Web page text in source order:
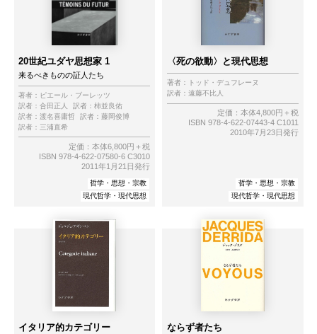
20世紀ユダヤ思想家 1
来るべきものの証人たち
著者： ピエール・ブーレッツ
訳者： 合田正人 訳者： 柿並良佑
訳者： 渡名喜庸哲 訳者： 藤岡俊博
訳者： 三浦直希
定価：本体6,800円＋税
ISBN 978-4-622-07580-6 C3010
2011年1月21日発行
哲学・思想・宗教
現代哲学・現代思想
〈死の欲動〉と現代思想
著者：
トッド・デュフレーヌ
訳者： 遠藤不比人
定価：本体4,800円＋税
ISBN 978-4-622-07443-4 C1011
2010年7月23日発行
哲学・思想・宗教
現代哲学・現代思想
イタリア的カテゴリー ならず者たち